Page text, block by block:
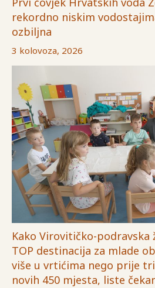
rekordno niskim
ozbiljna
3 kolovoza, 2026
Kako Virovitičko-podravska
TOP destinacija za mlade
više u vrtićima nego prije
novih 450 mjesta, liste